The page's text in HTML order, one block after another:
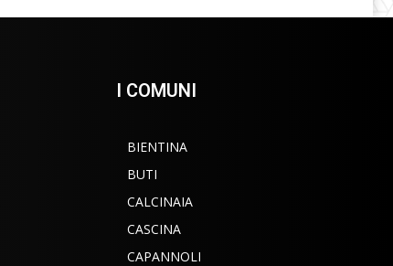
I COMUNI
BIENTINA
BUTI
CALCINAIA
CASCINA
CAPANNOLI